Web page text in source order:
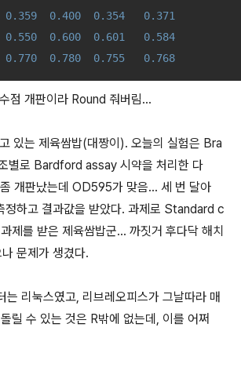
0.359 0.400 0.354
0.371
0.550 0.600 0.601
0.584
0.770 0.780 0.755 0.768
점 개판이라 Round 줘버림...
있는 제육쌈밥(대짱이). 오늘의 실험은 Bra
별로 Bardford assay 시약을 처리한 다
개판났는데 OD595가 맞음... 세 번 달아
정하고 결과값을 받았다. 과제로 Standard c
제를 받은 제육쌈밥군... 까짓거 후다닥 해치
문제가 생겼다.
는 리눅스였고, 리브레오피스가 그날따라 매
릴 수 있는 것은 R밖에 없는데, 이를 어쩌